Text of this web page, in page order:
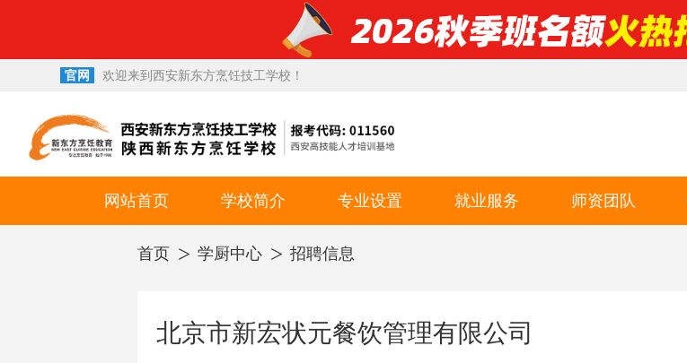
官网 欢迎来到西安新东方烹饪技工学校！
网站首页 学校简介
校园环境
专业设置
就业专业
短期专业
就业服务 师资团队
首页 学厨中心 招聘信息
北京市新宏状元餐饮管理有限公司